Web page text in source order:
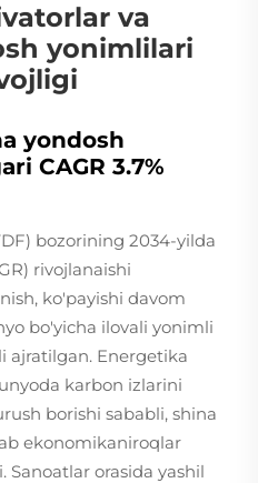
va
yonimlilari
yondosh
CAGR 3.7%
bozorining 2034-yilda
rivojlanaishi
ko'payishi davom
bo'yicha ilovali yonimli
ajratilgan. Energetika
karbon izlarini
borishi sababli, shina
ekonomikaniroqlar
orasida yashil